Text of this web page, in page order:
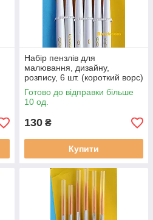
Набір пензлів для
малювання, дизайну,
розпису, 6 шт. (короткий ворс)
Готово до відправки більше
10 од.
130 ₴
Купити